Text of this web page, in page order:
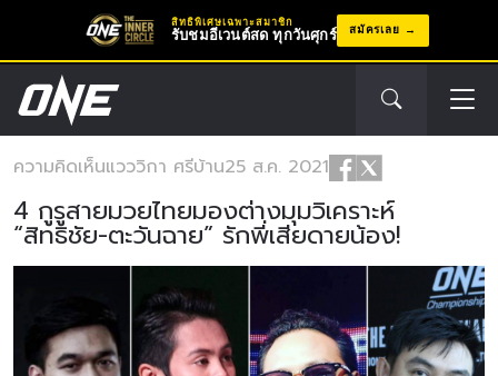
สิทธิพิเศษเฉพาะสมาชิก
รับชมอีเวนต์สด ทุกวันศุกร์ สมัครเลย
ความคิดเห็นแวววิกา ศรีบ้าน25 ส.ค. 2021
4 กูรูสายมวยไทยมองต่างมุมวิเคราะห์
“สิทธิชัย-ตะวันฉาย” รักพี่เสียดายน้อง!